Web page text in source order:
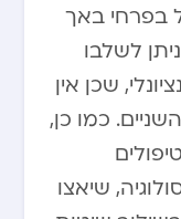
בפרחי באך
לשלבו
שכן אין
כמו כן,
שיאצו